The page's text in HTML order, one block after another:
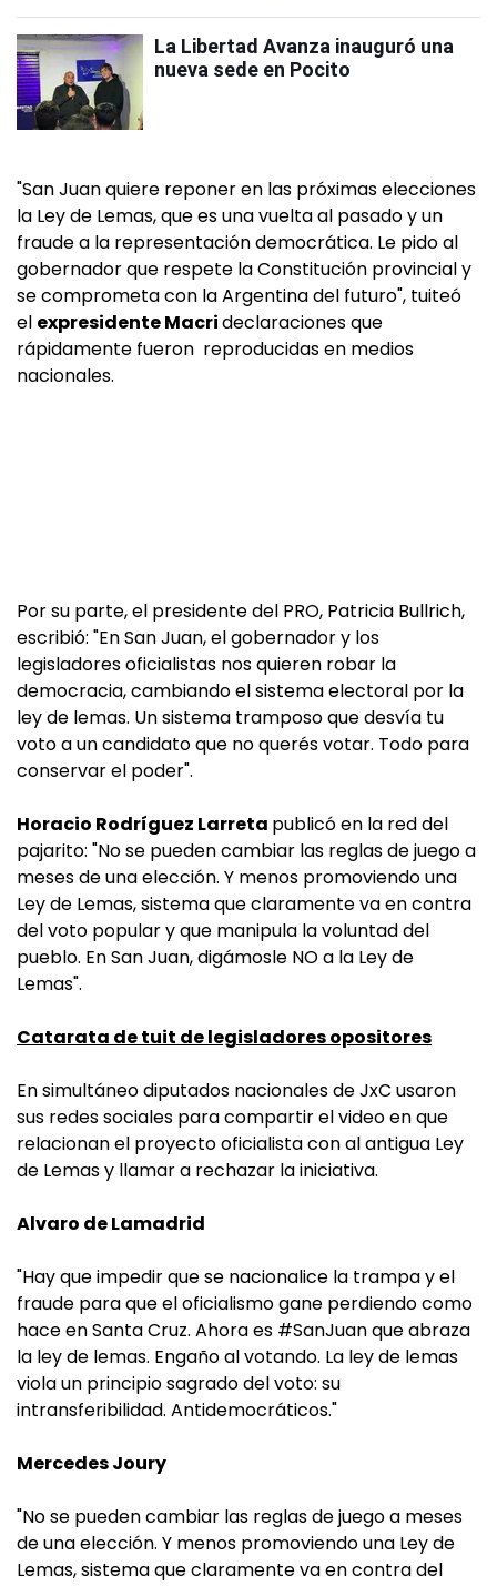
La Libertad Avanza inauguró una
nueva sede en Pocito
"San Juan quiere reponer en las próximas elecciones
la Ley de Lemas, que es una vuelta al pasado y un
fraude a la representación democrática. Le pido al
gobernador que respete la Constitución provincial y
se comprometa con la Argentina del futuro", tuiteó
el expresidente Macrideclaraciones que
rápidamente fueron reproducidas en medios
nacionales.
Por su parte, el presidente del PRO, Patricia Bullrich,
escribió: "En San Juan, el gobernador y los
legisladores oficialistas nos quieren robar la
democracia, cambiando el sistema electoral por la
ley de lemas. Un sistema tramposo que desvía tu
voto a un candidato que no querés votar. Todo para
conservar el poder".
Horacio Rodríguez Larreta publicó en la red del
pajarito: "No se pueden cambiar las reglas de juego a
meses de una elección. Y menos promoviendo una
Ley de Lemas, sistema que claramente va en contra
del voto popular y que manipula la voluntad del
pueblo. En San Juan, digámosle NO a la Ley de
Lemas".
Catarata de tuit de legisladores opositores
En simultáneo diputados nacionales de JxC usaron
sus redes sociales para compartir el video en que
relacionan el proyecto oficialista con al antigua Ley
de Lemas y llamar a rechazar la iniciativa.
Alvaro de Lamadrid
"Hay que impedir que se nacionalice la trampa y el
fraude para que el oficialismo gane perdiendo como
hace en Santa Cruz. Ahora es #SanJuan que abraza
la ley de lemas. Engaño al votando. La ley de lemas
viola un principio sagrado del voto: su
intransferibilidad. Antidemocráticos."
Mercedes Joury
"No se pueden cambiar las reglas de juego a meses
de una elección. Y menos promoviendo una Ley de
Lemas, sistema que claramente va en contra del